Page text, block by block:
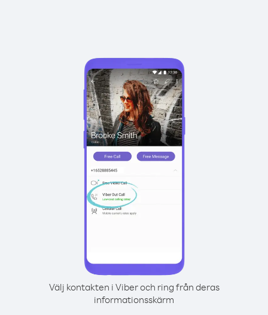
Välj kontakten i Viber och ring från deras
informationsskärm